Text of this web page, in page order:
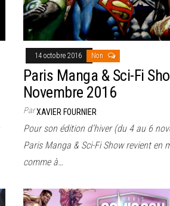
14 octobre 2016 Non
Paris Manga & Sci-Fi
Novembre 2016
ParXAVIER FOURNIER
Pour son édition d’hiver (du 4 au 6
Paris Manga & Sci-Fi Show revient en
comme à…